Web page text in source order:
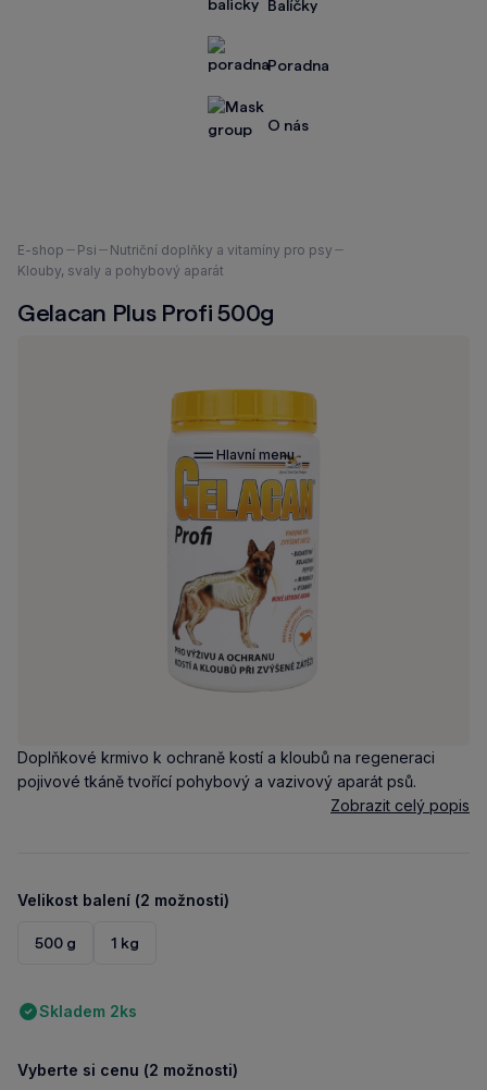
Balíčky
Poradna
O nás
Hlavní menu
Nacházíte
se
E-shop Psi
Nutriční doplňky a vitamíny pro psy
Klouby, svaly a pohybový aparát
Gelacan Plus Profi 500g
Doplňkové krmivo k ochraně kostí a kloubů na regeneraci
pojivové tkáně tvořící pohybový a vazivový aparát psů.
Zobrazit celý popis
Velikost balení (2 možnosti)
500 g 1 kg
Skladem 2ks
Vyberte si cenu (2 možnosti)